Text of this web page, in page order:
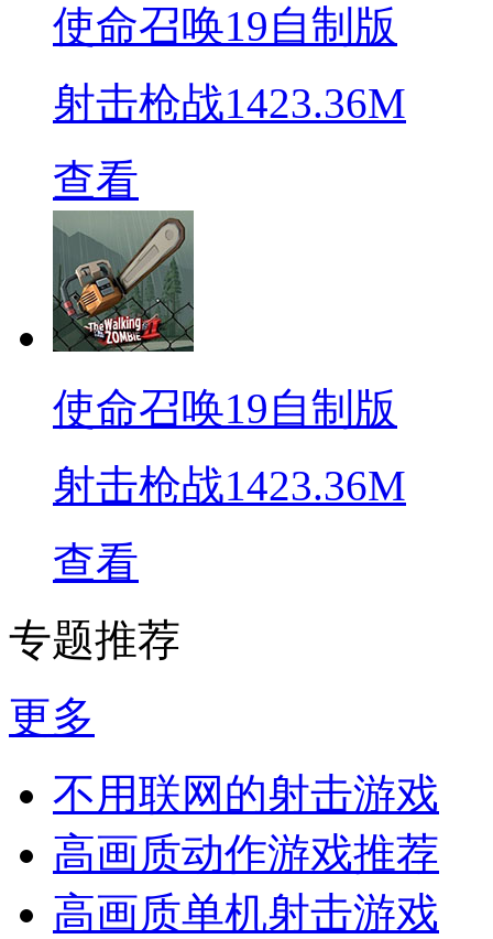
使命召唤19自制版
射击枪战1423.36M
查看
使命召唤19自制版
射击枪战1423.36M
查看
专题推荐
更多
不用联网的射击游戏
高画质动作游戏推荐
高画质单机射击游戏